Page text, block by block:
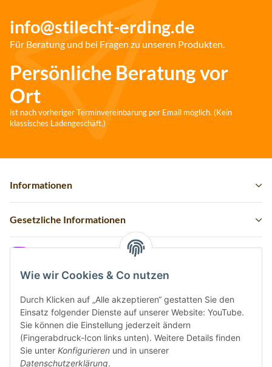
Wie wir Cookies & Co nutzen
Durch Klicken auf „Alle akzeptieren“ gestatten Sie den
Einsatz folgender Dienste auf unserer Website: YouTube.
Sie können die Einstellung jederzeit ändern
(Fingerabdruck-Icon links unten). Weitere Details finden
Sie unter Konfigurieren und in unserer
Datenschutzerklärung.
info@stilecht-erding.de
Für Beratung und bei Fragen zu unseren Produkten.
Persönliche Beratung vor
Ort
ist nach vorheriger Terminvereinbarung per Email möglich. (Kein
klassisches Ladengeschäft.)
Informationen
Gesetzliche Informationen
Vertrag widerrufen
Sicher bezahlen via: